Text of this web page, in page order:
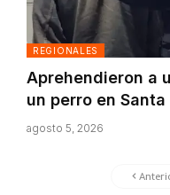
REGIONALES
Aprehendieron a
un perro en Santa
agosto 5, 2026